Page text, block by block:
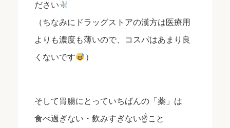
ださい
（ちなみにドラッグストアの漢方は医療用
よりも濃度も薄いので、コスパはあまり良
くないです
）
そして胃腸にとっていちばんの「薬」は
食べ過ぎない・飲みすぎない☝️こと